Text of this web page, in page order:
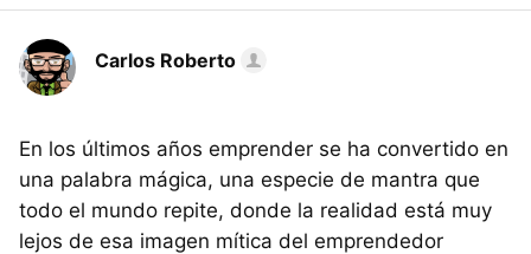
Carlos Roberto
En los últimos años emprender se ha convertido en
una palabra mágica, una especie de mantra que
todo el mundo repite, donde la realidad está muy
lejos de esa imagen mítica del emprendedor